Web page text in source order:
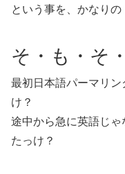
という事を、かなりの
そ・も・そ
最初日本語パーマリ
け？
途中から急に英語じ
たっけ？